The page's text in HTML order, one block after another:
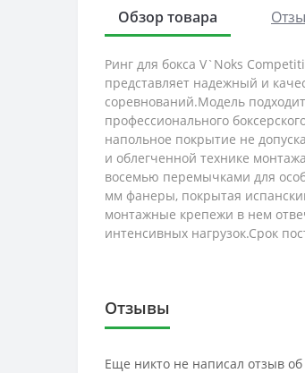
Обзор товара
Ринг для бокса V`Noks
представляет надежный и
соревнований.Модель
профессионального
напольное покрытие не
и облегченной технике
восемью перемычками для
мм фанеры, покрытая
монтажные крепежи в нем
интенсивных нагрузок.Срок
Отзывы
Еще никто не написал отзыв